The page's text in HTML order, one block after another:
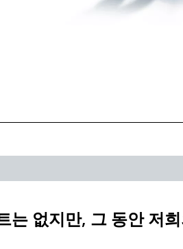
는 없지만, 그 동안 저